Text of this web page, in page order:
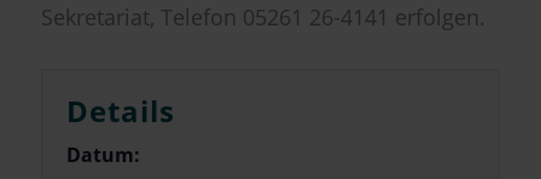
Sekretariat, Telefon 05261 26-4141 erfolgen.
Details
Datum: